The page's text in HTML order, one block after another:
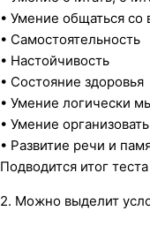
• Умение общаться со
• Самостоятельность
• Настойчивость
• Состояние здоровья
• Умение логически
• Умение
• Развитие речи и
Подводится итог
2. Можно выделит